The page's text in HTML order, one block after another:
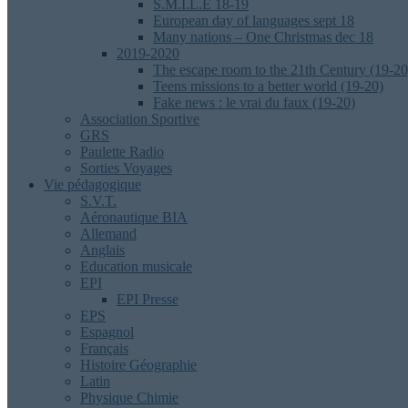
S.M.I.L.E 18-19
European day of languages sept 18
Many nations – One Christmas dec 18
2019-2020
The escape room to the 21th Century (19-
Teens missions to a better world (19-20)
Fake news : le vrai du faux (19-20)
Association Sportive
GRS
Paulette Radio
Sorties Voyages
Vie pédagogique
S.V.T.
Aéronautique BIA
Allemand
Anglais
Education musicale
EPI
EPI Presse
EPS
Espagnol
Français
Histoire Géographie
Latin
Physique Chimie